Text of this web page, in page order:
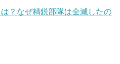
？なぜ精鋭部隊は全滅したの